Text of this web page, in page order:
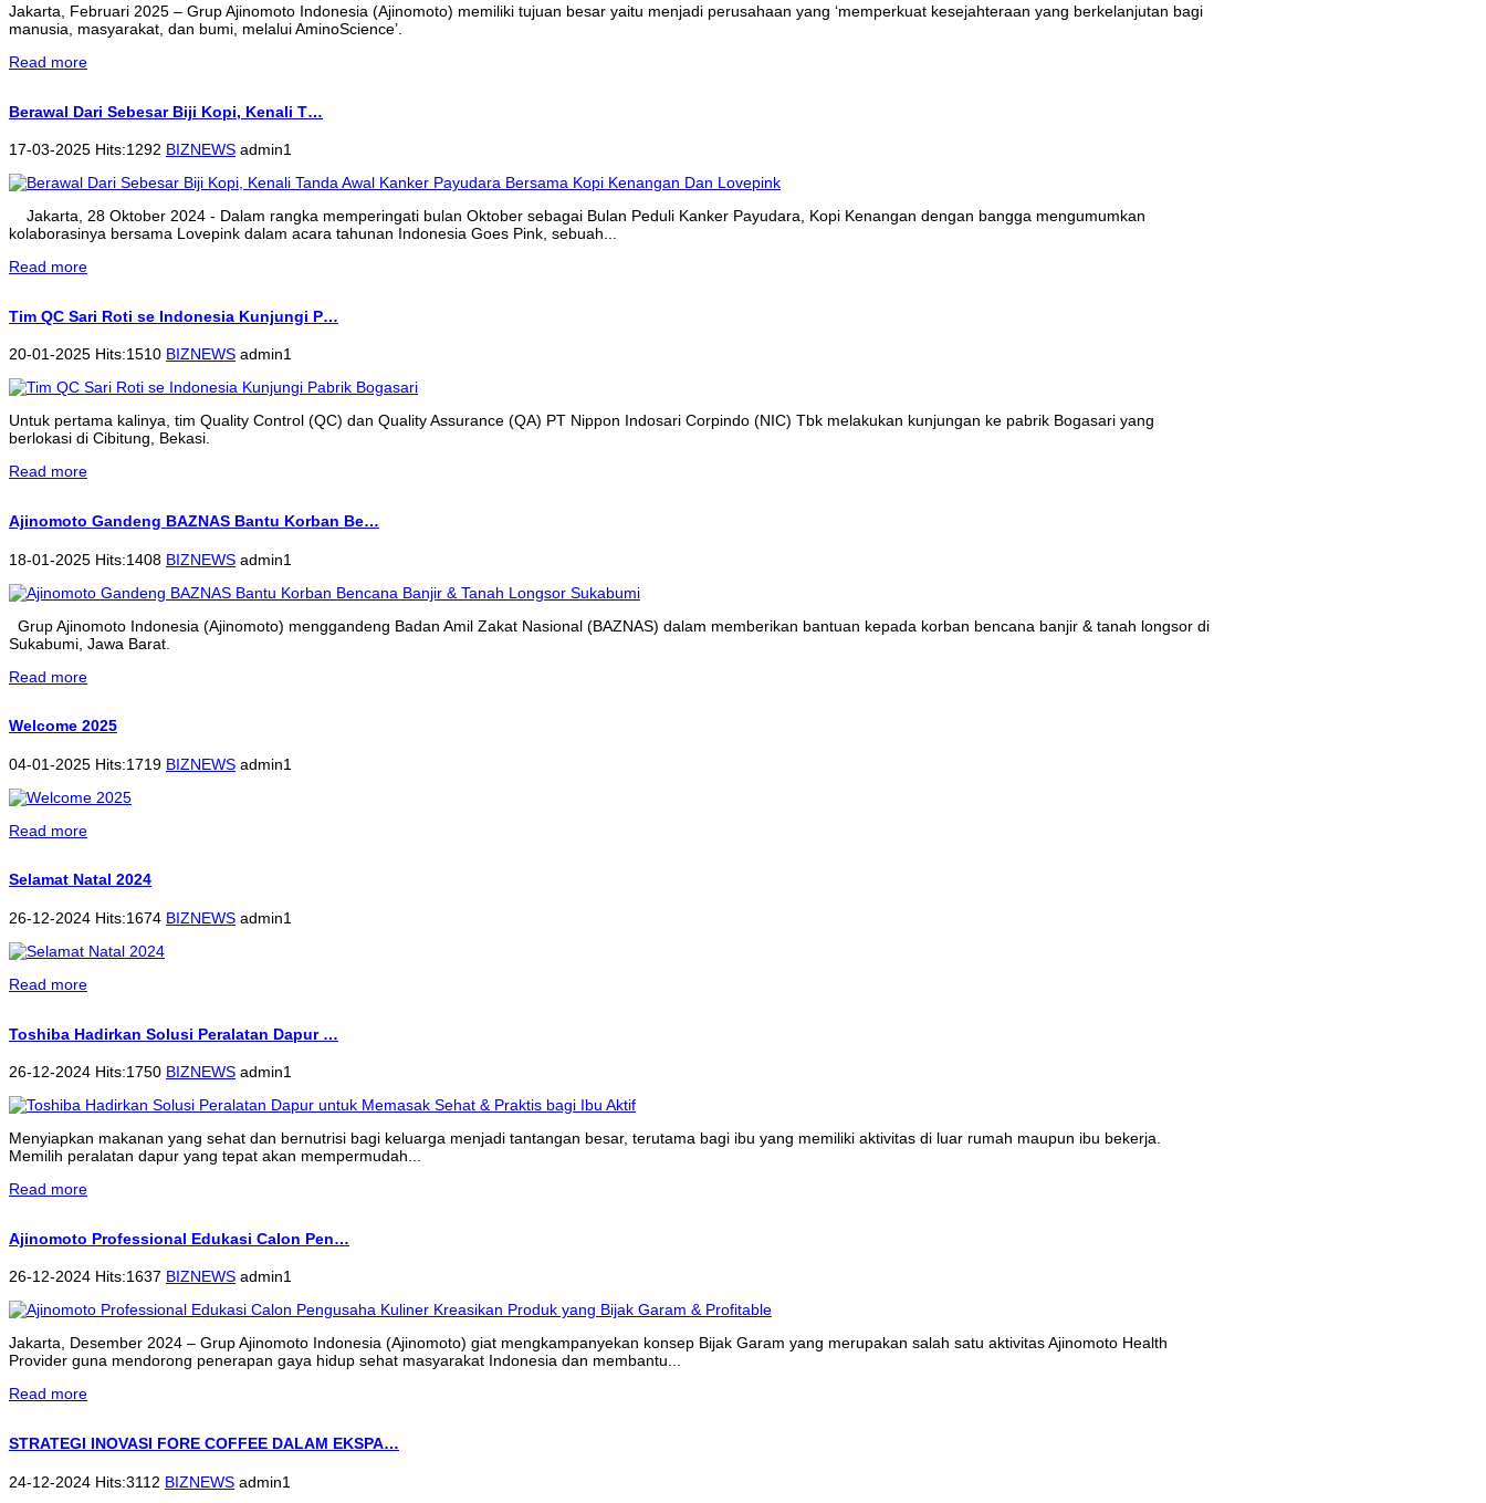
Jakarta, Februari 2025 – Grup Ajinomoto Indonesia (Ajinomoto) memiliki tujuan besar yaitu menjadi perusahaan yang ‘memperkuat kesejahteraan yang berkelanjutan bagi
manusia, masyarakat, dan bumi, melalui AminoScience’.
Read more
Berawal Dari Sebesar Biji Kopi, Kenali T…
17-03-2025 Hits:1292 BIZNEWS admin1
Jakarta, 28 Oktober 2024 - Dalam rangka memperingati bulan Oktober sebagai Bulan Peduli Kanker Payudara, Kopi Kenangan dengan bangga mengumumkan
kolaborasinya bersama Lovepink dalam acara tahunan Indonesia Goes Pink, sebuah...
Read more
Tim QC Sari Roti se Indonesia Kunjungi P…
20-01-2025 Hits:1510 BIZNEWS admin1
Untuk pertama kalinya, tim Quality Control (QC) dan Quality Assurance (QA) PT Nippon Indosari Corpindo (NIC) Tbk melakukan kunjungan ke pabrik Bogasari yang
berlokasi di Cibitung, Bekasi.
Read more
Ajinomoto Gandeng BAZNAS Bantu Korban Be…
18-01-2025 Hits:1408 BIZNEWS admin1
Grup Ajinomoto Indonesia (Ajinomoto) menggandeng Badan Amil Zakat Nasional (BAZNAS) dalam memberikan bantuan kepada korban bencana banjir & tanah longsor di
Sukabumi, Jawa Barat.
Read more
Welcome 2025
04-01-2025 Hits:1719 BIZNEWS admin1
Read more
Selamat Natal 2024
26-12-2024 Hits:1674 BIZNEWS admin1
Read more
Toshiba Hadirkan Solusi Peralatan Dapur …
26-12-2024 Hits:1750 BIZNEWS admin1
Menyiapkan makanan yang sehat dan bernutrisi bagi keluarga menjadi tantangan besar, terutama bagi ibu yang memiliki aktivitas di luar rumah maupun ibu bekerja.
Memilih peralatan dapur yang tepat akan mempermudah...
Read more
Ajinomoto Professional Edukasi Calon Pen…
26-12-2024 Hits:1637 BIZNEWS admin1
Jakarta, Desember 2024 – Grup Ajinomoto Indonesia (Ajinomoto) giat mengkampanyekan konsep Bijak Garam yang merupakan salah satu aktivitas Ajinomoto Health
Provider guna mendorong penerapan gaya hidup sehat masyarakat Indonesia dan membantu...
Read more
STRATEGI INOVASI FORE COFFEE DALAM EKSPA…
24-12-2024 Hits:3112 BIZNEWS admin1